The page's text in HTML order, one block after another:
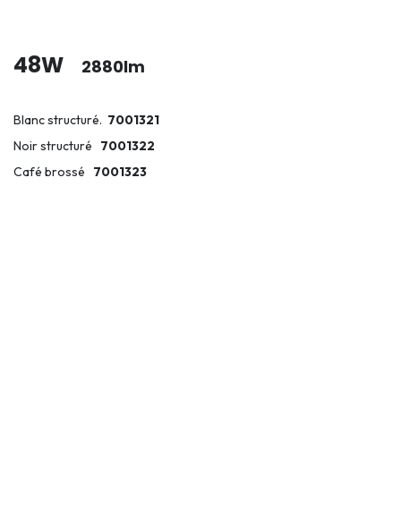
48W 2880lm
Blanc structuré. 7001321
Noir structuré
7001322
Café brossé
7001323